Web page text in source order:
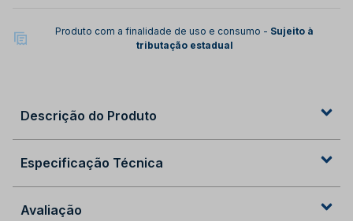
Produto com a finalidade de uso e consumo - Sujeito à
tributação estadual
Descrição do Produto
Especificação Técnica
Avaliação